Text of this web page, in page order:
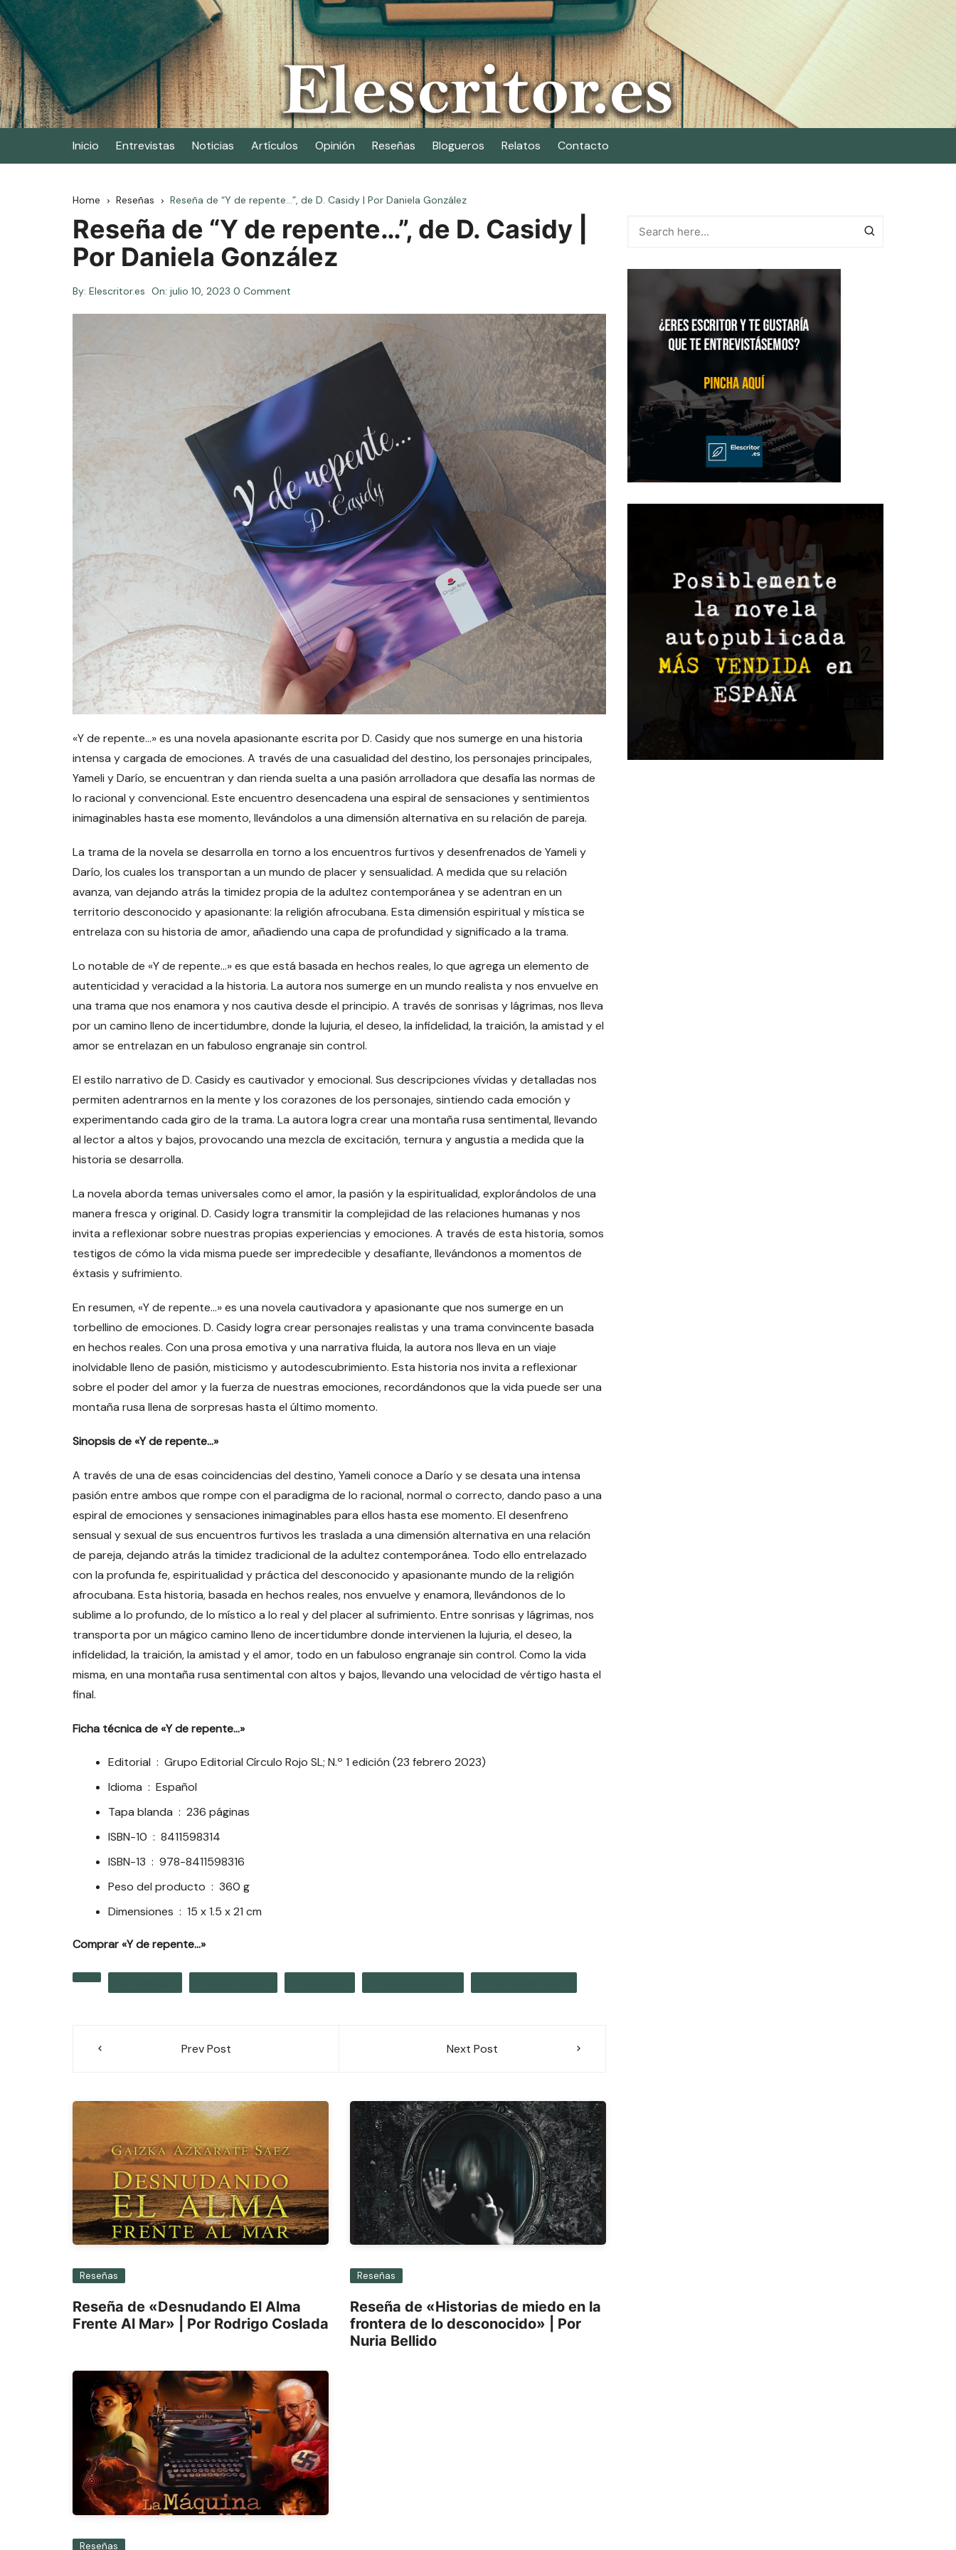
Skip
to
content
Elescritor.es
El periódico digital de los escritores
Inicio Entrevistas Noticias Artículos Opinión Reseñas Blogueros Relatos Contacto
Home Reseñas Reseña de “Y de repente…”, de D. Casidy | Por Daniela González
Reseña de “Y de repente…”, de D. Casidy |
Por Daniela González
By: Elescritor.es On: julio 10, 2023 0 Comment
«Y de repente…» es una novela apasionante escrita por D. Casidy que nos sumerge en una historia
intensa y cargada de emociones. A través de una casualidad del destino, los personajes principales,
Yameli y Darío, se encuentran y dan rienda suelta a una pasión arrolladora que desafía las normas de
lo racional y convencional. Este encuentro desencadena una espiral de sensaciones y sentimientos
inimaginables hasta ese momento, llevándolos a una dimensión alternativa en su relación de pareja.
La trama de la novela se desarrolla en torno a los encuentros furtivos y desenfrenados de Yameli y
Darío, los cuales los transportan a un mundo de placer y sensualidad. A medida que su relación
avanza, van dejando atrás la timidez propia de la adultez contemporánea y se adentran en un
territorio desconocido y apasionante: la religión afrocubana. Esta dimensión espiritual y mística se
entrelaza con su historia de amor, añadiendo una capa de profundidad y significado a la trama.
Lo notable de «Y de repente…» es que está basada en hechos reales, lo que agrega un elemento de
autenticidad y veracidad a la historia. La autora nos sumerge en un mundo realista y nos envuelve en
una trama que nos enamora y nos cautiva desde el principio. A través de sonrisas y lágrimas, nos lleva
por un camino lleno de incertidumbre, donde la lujuria, el deseo, la infidelidad, la traición, la amistad y el
amor se entrelazan en un fabuloso engranaje sin control.
El estilo narrativo de D. Casidy es cautivador y emocional. Sus descripciones vívidas y detalladas nos
permiten adentrarnos en la mente y los corazones de los personajes, sintiendo cada emoción y
experimentando cada giro de la trama. La autora logra crear una montaña rusa sentimental, llevando
al lector a altos y bajos, provocando una mezcla de excitación, ternura y angustia a medida que la
historia se desarrolla.
La novela aborda temas universales como el amor, la pasión y la espiritualidad, explorándolos de una
manera fresca y original. D. Casidy logra transmitir la complejidad de las relaciones humanas y nos
invita a reflexionar sobre nuestras propias experiencias y emociones. A través de esta historia, somos
testigos de cómo la vida misma puede ser impredecible y desafiante, llevándonos a momentos de
éxtasis y sufrimiento.
En resumen, «Y de repente…» es una novela cautivadora y apasionante que nos sumerge en un
torbellino de emociones. D. Casidy logra crear personajes realistas y una trama convincente basada
en hechos reales. Con una prosa emotiva y una narrativa fluida, la autora nos lleva en un viaje
inolvidable lleno de pasión, misticismo y autodescubrimiento. Esta historia nos invita a reflexionar
sobre el poder del amor y la fuerza de nuestras emociones, recordándonos que la vida puede ser una
montaña rusa llena de sorpresas hasta el último momento.
Sinopsis de «Y de repente…»
A través de una de esas coincidencias del destino, Yameli conoce a Darío y se desata una intensa
pasión entre ambos que rompe con el paradigma de lo racional, normal o correcto, dando paso a una
espiral de emociones y sensaciones inimaginables para ellos hasta ese momento. El desenfreno
sensual y sexual de sus encuentros furtivos les traslada a una dimensión alternativa en una relación
de pareja, dejando atrás la timidez tradicional de la adultez contemporánea. Todo ello entrelazado
con la profunda fe, espiritualidad y práctica del desconocido y apasionante mundo de la religión
afrocubana. Esta historia, basada en hechos reales, nos envuelve y enamora, llevándonos de lo
sublime a lo profundo, de lo místico a lo real y del placer al sufrimiento. Entre sonrisas y lágrimas, nos
transporta por un mágico camino lleno de incertidumbre donde intervienen la lujuria, el deseo, la
infidelidad, la traición, la amistad y el amor, todo en un fabuloso engranaje sin control. Como la vida
misma, en una montaña rusa sentimental con altos y bajos, llevando una velocidad de vértigo hasta el
final.
Ficha técnica de «Y de repente…»
Editorial ‏ : ‎ Grupo Editorial Círculo Rojo SL; N.º 1 edición (23 febrero 2023)
Idioma ‏ : ‎ Español
Tapa blanda ‏ : ‎ 236 páginas
ISBN-10 ‏ : ‎ 8411598314
ISBN-13 ‏ : ‎ 978-8411598316
Peso del producto ‏ : ‎ 360 g
Dimensiones ‏ : ‎ 15 x 1.5 x 21 cm
Comprar «Y de repente…»
Prev Post Next Post
Reseñas
Reseña de «Desnudando El Alma
Frente Al Mar» | Por Rodrigo Coslada
Reseñas
Reseña de «Historias de miedo en la
frontera de lo desconocido» | Por
Nuria Bellido
Reseñas